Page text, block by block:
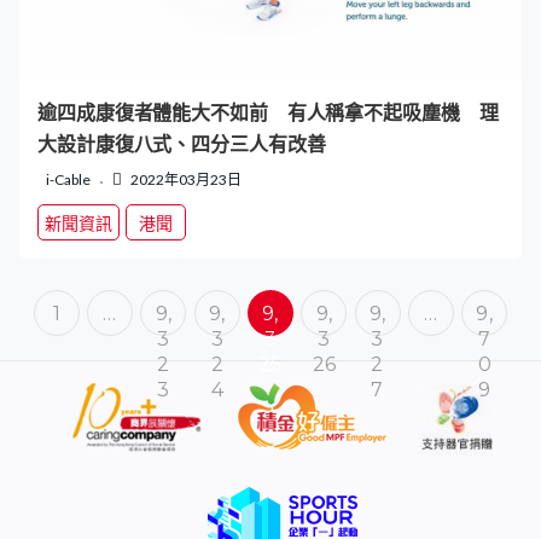
逾四成康復者體能大不如前 有人稱拿不起吸塵機 理
大設計康復八式、四分三人有改善
i-Cable 2022年03月23日
新聞資訊 港聞
1 …
9,
3
2
3
9,
3
2
4
9,
3
9,
3
26
9,
3
2
7
…
9,
7
0
9